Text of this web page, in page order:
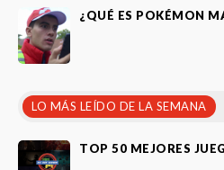
¿QUÉ ES POKÉMON
LO MÁS LEÍDO DE LA SEMANA
TOP 50 MEJORES